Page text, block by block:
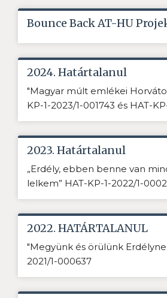
Bounce Back AT-HU
2024. Határtalanul
"Magyar múlt emlékei
KP-1-2023/1-001743 és HAT-
2023. Határtalanul
„Erdély, ebben benne van
lelkem” HAT-KP-1-2022/1-
2022. HATÁRTALANUL
"Megyünk és örülünk
2021/1-000637